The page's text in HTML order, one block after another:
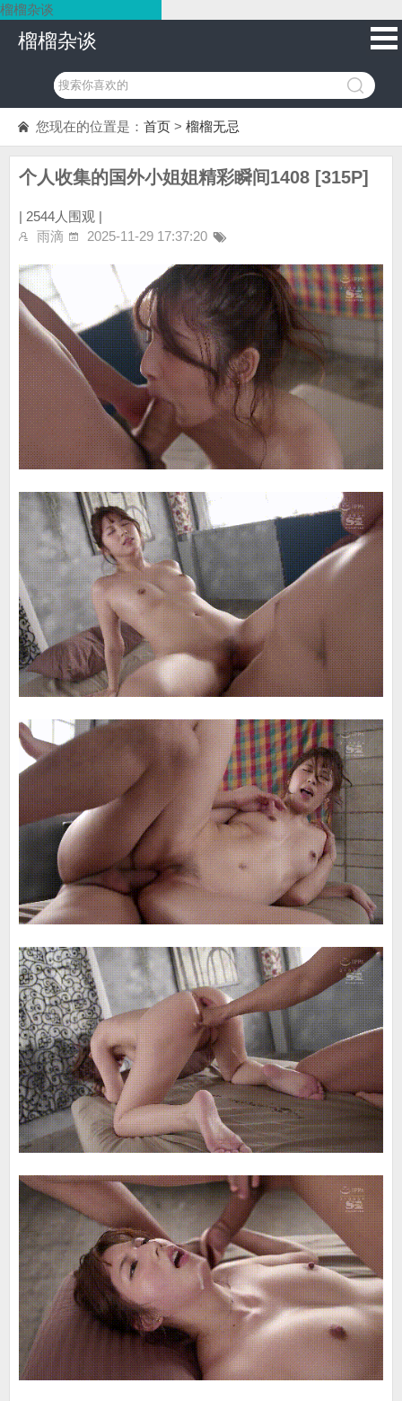
榴榴杂谈
榴榴杂谈
您现在的位置是： 首页 > 榴榴无忌
个人收集的国外小姐姐精彩瞬间1408 [315P]
| 2544人围观 |
雨滴
2025-11-29 17:37:20